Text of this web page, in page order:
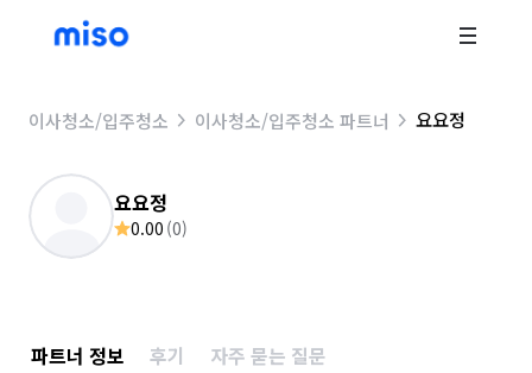
이사청소/입주청소 이사청소/입주청소 파트너 요요정
요요정
0.00 (0)
파트너 정보 후기 자주 묻는 질문